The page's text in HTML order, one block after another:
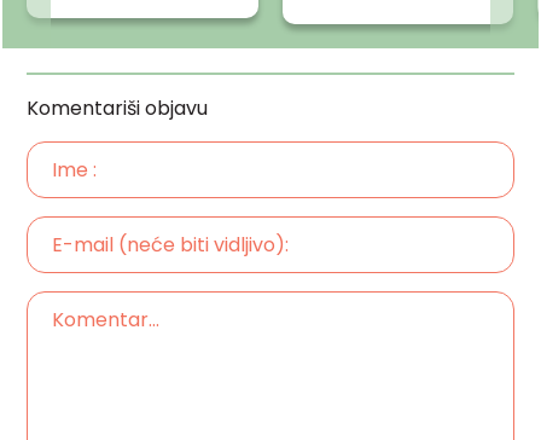
Komentariši objavu